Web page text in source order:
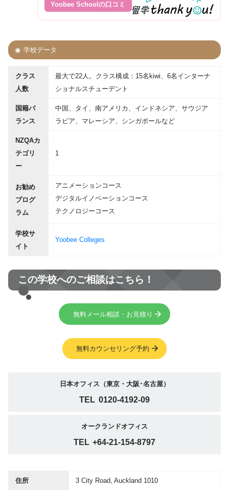
Yoobee Schoolの口コミ
学校データ
クラス
人数
最大で22人。クラス構成：15名kiwi、6名インターナ
ショナルスチューデント
国籍バ
ランス
中国、タイ、南アメリカ、インドネシア、サウジア
ラビア、マレーシア、シンガポールなど
NZQAカ
テゴリ
ー
1
お勧め
プログ
ラム
アニメーションコース
デジタルイノベーションコース
テクノロジーコース
学校サ
イト
Yoobee Colleges
この学校へのご相談はこちら！
無料メール相談・お見積り
無料カウンセリング予約
日本オフィス（東京・大阪･名古屋）
TEL 0120-4192-09
オークランドオフィス
TEL +64-21-154-8797
住所 3 City Road, Auckland 1010